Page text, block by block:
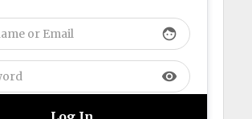
face
visibility